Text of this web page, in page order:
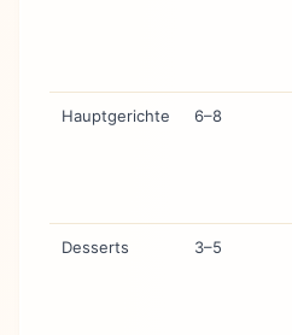
Hauptgerichte 6–8
Desserts 3–5